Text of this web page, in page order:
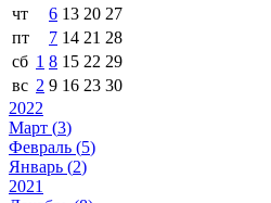
чт
6 13 20 27
пт
7 14 21 28
сб 1 8 15 22 29
вс 2 9 16 23 30
2022
Март (3)
Февраль (5)
Январь (2)
2021